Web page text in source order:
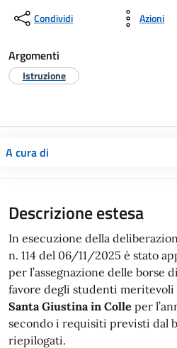
Condividi Azioni
Argomenti
Istruzione
A cura di
Descrizione estesa
In esecuzione della
n. 114 del 06/11/2025 è stato
per l’assegnazione delle borse
favore degli studenti meritevoli
Santa Giustina in Colle per
secondo i requisiti previsti dal
riepilogati.